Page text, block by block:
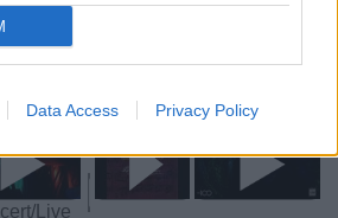
Data Access Privacy Policy
«Memento Mori»
Live